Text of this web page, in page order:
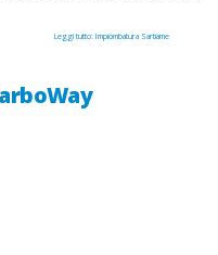
Leggi tutto: Impiombatura Sartiame